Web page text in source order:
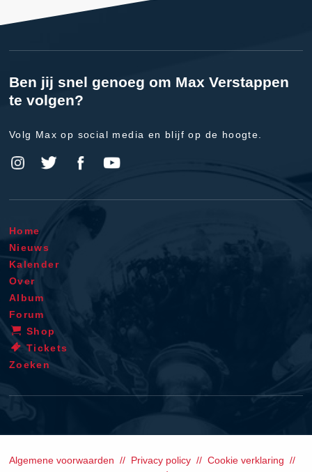
Ben jij snel genoeg om Max Verstappen
te volgen?
Volg Max op social media en blijf op de hoogte.
Home
Nieuws
Kalender
Over
Album
Forum
Shop
Tickets
Zoeken
Algemene voorwaarden Privacy policy
Cookie verklaring